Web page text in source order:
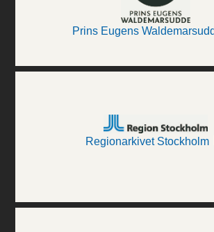
Prins Eugens
Regionarkivet Stockholm